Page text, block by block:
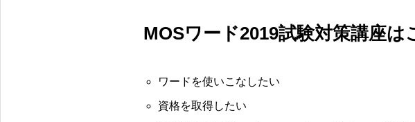
MOSワード2019試験対策講座
ワードを使いこなしたい
資格を取得したい